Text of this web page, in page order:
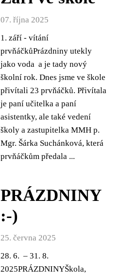
07. října 2025
1. září - vítání
prvňáčkůPrázdniny utekly
jako voda a je tady nový
školní rok. Dnes jsme ve škole
přivítali 23 prvňáčků. Přivítala
je paní učitelka a paní
asistentky, ale také vedení
školy a zastupitelka MMH p.
Mgr. Šárka Suchánková, která
prvňáčkům předala ...
PRÁZDNINY
:-)
25. června 2025
28. 6. – 31. 8.
2025PRÁZDNINYŠkola,